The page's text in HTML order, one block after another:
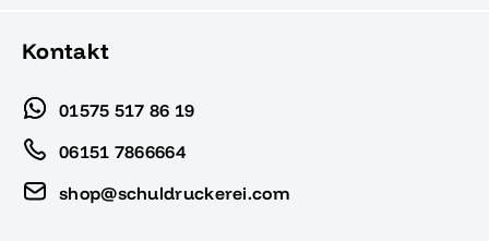
Kontakt
01575 517 86 19
06151 7866664
shop@schuldruckerei.com